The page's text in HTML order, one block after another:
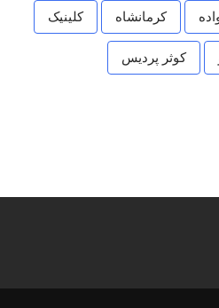
کرمانشاه کلینیک
کوثر پردیس